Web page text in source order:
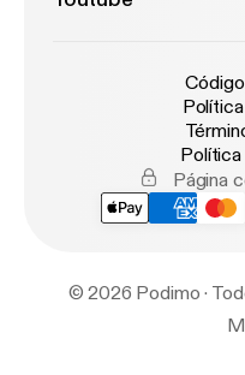
Página
© 2026 Podimo ·